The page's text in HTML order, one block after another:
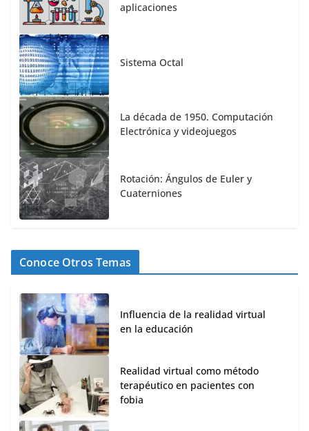
aplicaciones
Sistema Octal
La década de 1950. Computación
Electrónica y videojuegos
Rotación: Ángulos de Euler y
Cuaterniones
Conoce Otros Temas
Influencia de la realidad virtual
en la educación
Realidad virtual como método
terapéutico en pacientes con
fobia